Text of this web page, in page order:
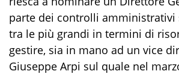
parte dei controlli amministrativi
tra le più grandi in termini di
gestire, sia in mano ad un vice
Giuseppe Arpi sul quale nel